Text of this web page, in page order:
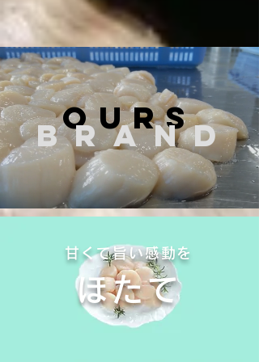
OURS
brand
ほたて
甘くて旨い感動を